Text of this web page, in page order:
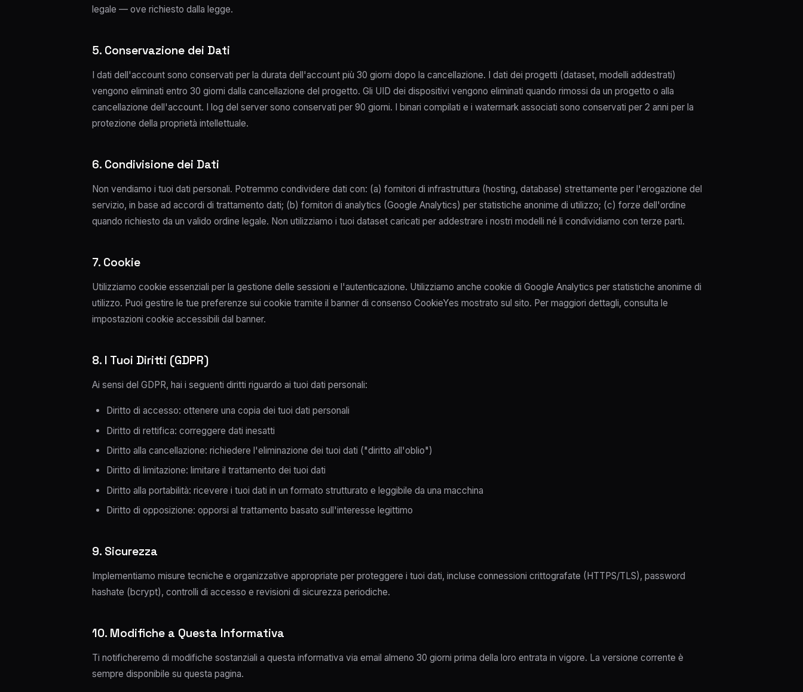
legale — ove richiesto dalla legge.
5. Conservazione dei Dati
I dati dell'account sono conservati per la durata dell'account più 30 giorni dopo la cancellazione. I dati dei progetti (dataset, modelli addestrati)
vengono eliminati entro 30 giorni dalla cancellazione del progetto. Gli UID dei dispositivi vengono eliminati quando rimossi da un progetto o alla
cancellazione dell'account. I log del server sono conservati per 90 giorni. I binari compilati e i watermark associati sono conservati per 2 anni per la
protezione della proprietà intellettuale.
6. Condivisione dei Dati
Non vendiamo i tuoi dati personali. Potremmo condividere dati con: (a) fornitori di infrastruttura (hosting, database) strettamente per l'erogazione del
servizio, in base ad accordi di trattamento dati; (b) fornitori di analytics (Google Analytics) per statistiche anonime di utilizzo; (c) forze dell'ordine
quando richiesto da un valido ordine legale. Non utilizziamo i tuoi dataset caricati per addestrare i nostri modelli né li condividiamo con terze parti.
7. Cookie
Utilizziamo cookie essenziali per la gestione delle sessioni e l'autenticazione. Utilizziamo anche cookie di Google Analytics per statistiche anonime di
utilizzo. Puoi gestire le tue preferenze sui cookie tramite il banner di consenso CookieYes mostrato sul sito. Per maggiori dettagli, consulta le
impostazioni cookie accessibili dal banner.
8. I Tuoi Diritti (GDPR)
Ai sensi del GDPR, hai i seguenti diritti riguardo ai tuoi dati personali:
Diritto di accesso: ottenere una copia dei tuoi dati personali
Diritto di rettifica: correggere dati inesatti
Diritto alla cancellazione: richiedere l'eliminazione dei tuoi dati ("diritto all'oblio")
Diritto di limitazione: limitare il trattamento dei tuoi dati
Diritto alla portabilità: ricevere i tuoi dati in un formato strutturato e leggibile da una macchina
Diritto di opposizione: opporsi al trattamento basato sull'interesse legittimo
9. Sicurezza
Implementiamo misure tecniche e organizzative appropriate per proteggere i tuoi dati, incluse connessioni crittografate (HTTPS/TLS), password
hashate (bcrypt), controlli di accesso e revisioni di sicurezza periodiche.
10. Modifiche a Questa Informativa
Ti notificheremo di modifiche sostanziali a questa informativa via email almeno 30 giorni prima della loro entrata in vigore. La versione corrente è
sempre disponibile su questa pagina.